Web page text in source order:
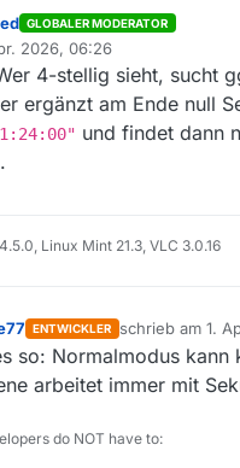
GLOBALER MODERATOR
2026, 06:26
4-stellig sieht, sucht
ergänzt am Ende null
und findet dann
Linux Mint 21.3, VLC 3.0.16
ENTWICKLER schrieb am 1.
zuletzt editiert
so: Normalmodus kann
arbeitet immer mit
do NOT have to: